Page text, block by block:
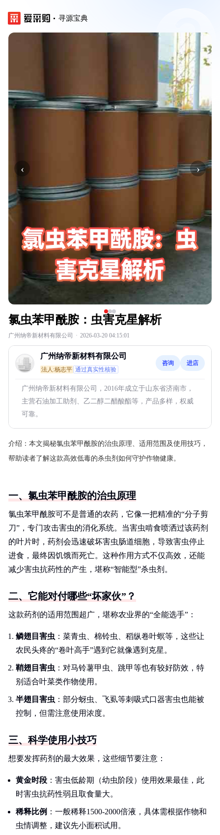
寻源宝典
‹ ›
氯虫苯甲酰胺：虫害克星解析
广州纳帝新材料有限公司 · 2026-03-20 04:15:01
广州纳帝新材料有限公司
法人:杨志平 通过真实性核验
咨询 进店
广州纳帝新材料有限公司，2016年成立于山东省济南市，
主营石油加工助剂、乙二醇二醋酸酯等，产品多样，权威
可靠。
介绍： 本文揭秘氯虫苯甲酰胺的治虫原理、适用范围及使用技巧，
帮助读者了解这款高效低毒的杀虫剂如何守护作物健康。
一、氯虫苯甲酰胺的治虫原理
氯虫苯甲酰胺可不是普通的农药，它像一把精准的“分子剪
刀”，专门攻击害虫的消化系统。当害虫啃食喷洒过该药剂
的叶片时，药剂会迅速破坏害虫肠道细胞，导致害虫停止
进食，最终因饥饿而死亡。这种作用方式不仅高效，还能
减少害虫抗药性的产生，堪称“智能型”杀虫剂。
二、它能对付哪些“坏家伙”？
这款药剂的适用范围超广，堪称农业界的“全能选手”：
鳞翅目害虫 ：菜青虫、棉铃虫、稻纵卷叶螟等，这些让
农民头疼的“卷叶高手”遇到它就像遇到克星。
鞘翅目害虫 ：对马铃薯甲虫、跳甲等也有较好防效，特
别适合叶菜类作物使用。
半翅目害虫 ：部分蚜虫、飞虱等刺吸式口器害虫也能被
控制，但需注意使用浓度。
三、科学使用小技巧
想要发挥药剂的最大效果，这些细节要注意：
黄金时段 ：害虫低龄期（幼虫阶段）使用效果最佳，此
时害虫抗药性弱且取食量大。
稀释比例 ：一般稀释1500-2000倍液，具体需根据作物和
虫情调整，建议先小面积试用。